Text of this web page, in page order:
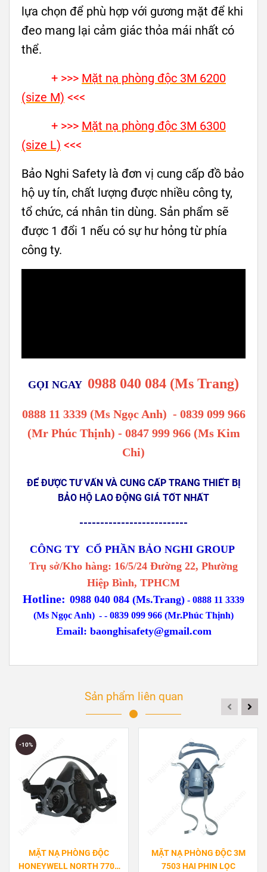
lựa chọn để phù hợp với gương mặt để khi
đeo mang lại cảm giác thỏa mái nhất có
thể.
+ >>> Mặt nạ phòng độc 3M 6200
(size M) <<<
+ >>> Mặt nạ phòng độc 3M 6300
(size L) <<<
Bảo Nghi Safety là đơn vị cung cấp đồ bảo
hộ uy tín, chất lượng được nhiều công ty,
tổ chức, cá nhân tin dùng. Sản phẩm sẽ
được 1 đổi 1 nếu có sự hư hỏng từ phía
công ty.
GỌI NGAY 0988 040 084 (Ms Trang)
0888 11 3339 (Ms Ngọc Anh) - 0839 099 966
(Mr Phúc Thịnh) - 0847 999 966 (Ms Kim
Chi)
ĐỂ ĐƯỢC TƯ VẤN VÀ CUNG CẤP TRANG THIẾT BỊ
BẢO HỘ LAO ĐỘNG GIÁ TỐT NHẤT
--------------------------
CÔNG TY CỔ PHẦN BẢO NGHI GROUP
Trụ sở/Kho hàng: 16/5/24 Đường 22, Phường
Hiệp Bình, TPHCM
Hotline: 0988 040 084 (Ms.Trang) - 0888 11 3339
(Ms Ngọc Anh) - - 0839 099 966 (Mr.Phúc Thịnh)
Email: baonghisafety@gmail.com
Sản phẩm liên quan
MẶT NẠ PHÒNG ĐỘC
HONEYWELL NORTH 7700
-10%
MẶT NẠ PHÒNG ĐỘC 3M
7503 HAI PHIN LỌC